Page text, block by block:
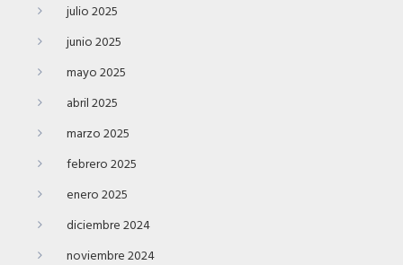
julio 2025
junio 2025
mayo 2025
abril 2025
marzo 2025
febrero 2025
enero 2025
diciembre 2024
noviembre 2024